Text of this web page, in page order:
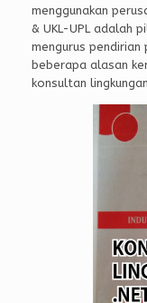
menggunakan
& UKL-UPL adalah
mengurus pendirian
beberapa alasan
konsultan